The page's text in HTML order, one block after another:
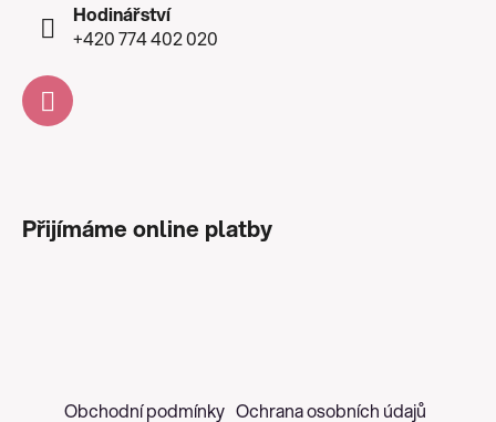
Hodinářství
+420 774 402 020
Přijímáme online platby
Obchodní podmínky Ochrana osobních údajů